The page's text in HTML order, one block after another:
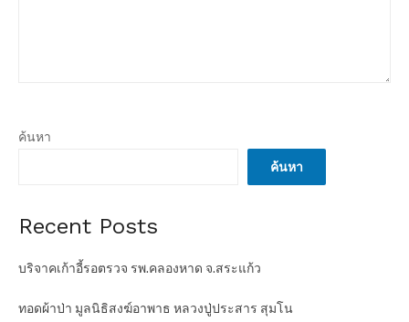
ค้นหา
ค้นหา
Recent Posts
บริจาคเก้าอี้รอตรวจ รพ.คลองหาด จ.สระแก้ว
ทอดผ้าป่า มูลนิธิสงฆ์อาพาธ หลวงปู่ประสาร สุมโน